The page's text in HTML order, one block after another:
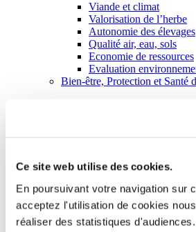
Ce site web utilise des cookies.
En poursuivant votre navigation sur
acceptez l'utilisation de cookies
réaliser des statistiques d'audiences.
Viande et climat
Valorisation de l’herbe
Autonomie des élevages
Qualité air, eau, sols
Economie de ressources
Evaluation
Bien-être, Protection et Santé